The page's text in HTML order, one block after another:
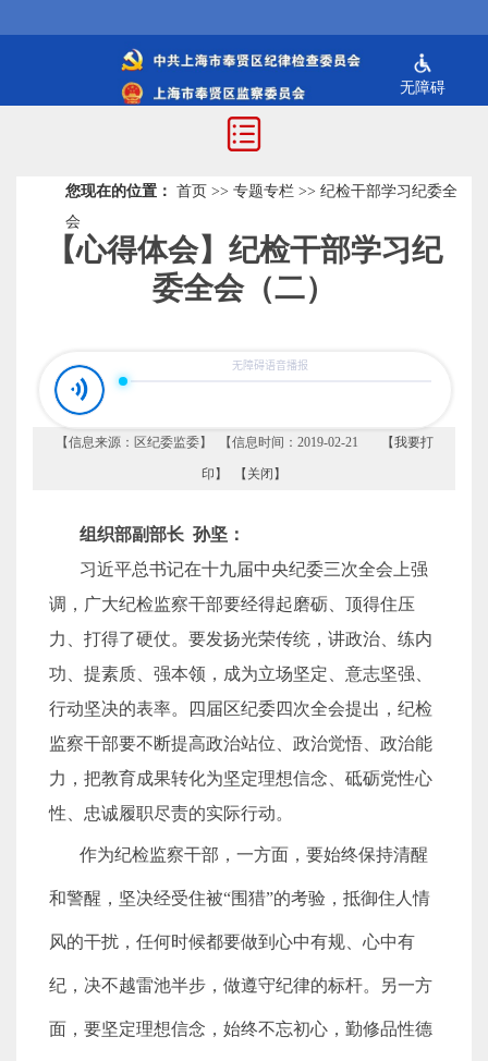
无障碍
您现在的位置： 首页 >> 专题专栏 >> 纪检干部学习纪委全
会
【心得体会】纪检干部学习纪
委全会（二）
【信息来源：区纪委监委】 【信息时间：2019-02-21 【我要打
印】 【关闭】
组织部副部长 孙坚：
习近平总书记在十九届中央纪委三次全会上强
调，广大纪检监察干部要经得起磨砺、顶得住压
力、打得了硬仗。要发扬光荣传统，讲政治、练内
功、提素质、强本领，成为立场坚定、意志坚强、
行动坚决的表率。四届区纪委四次全会提出，纪检
监察干部要不断提高政治站位、政治觉悟、政治能
力，把教育成果转化为坚定理想信念、砥砺党性心
性、忠诚履职尽责的实际行动。
作为纪检监察干部，一方面，要始终保持清醒
和警醒，坚决经受住被“围猎”的考验，抵御住人情
风的干扰，任何时候都要做到心中有规、心中有
纪，决不越雷池半步，做遵守纪律的标杆。另一方
面，要坚定理想信念，始终不忘初心，勤修品性德